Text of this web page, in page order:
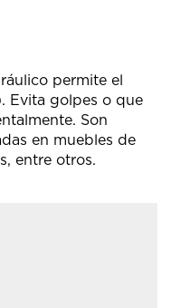
permite el
Evita golpes o que
Son
en muebles de
entre otros.